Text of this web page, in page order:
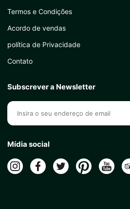
Termos e Condições
Acordo de vendas
política de Privacidade
Contato
Subscrever a Newsletter
Mídia social